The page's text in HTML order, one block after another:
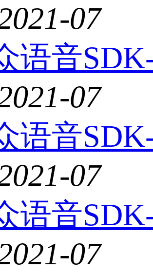
07
语音
07
语音
07
语音
07